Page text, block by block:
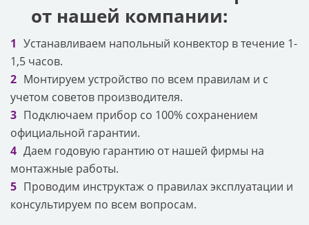
от нашей компании:
Устанавливаем напольный конвектор в течение 1-
1,5 часов.
Монтируем устройство по всем правилам и с
учетом советов производителя.
Подключаем прибор со 100% сохранением
официальной гарантии.
Даем годовую гарантию от нашей фирмы на
монтажные работы.
Проводим инструктаж о правилах эксплуатации и
консультируем по всем вопросам.